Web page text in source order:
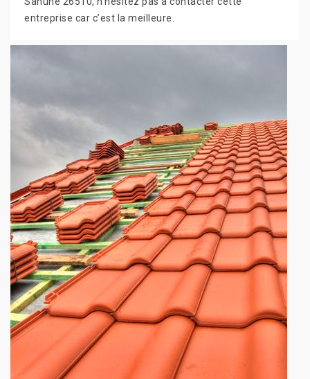
entreprise car c’est la meilleure.